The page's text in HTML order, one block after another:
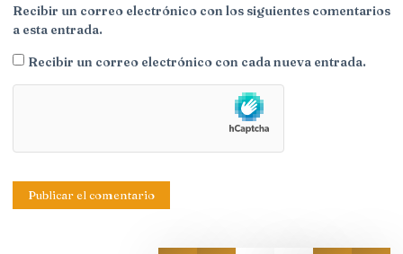
Recibir un correo electrónico con los siguientes comentarios
a esta entrada.
Recibir un correo electrónico con cada nueva entrada.